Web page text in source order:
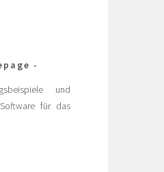
und
für das